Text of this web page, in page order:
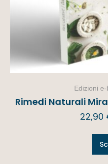
Edizioni
Rimedi Naturali
22,90